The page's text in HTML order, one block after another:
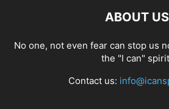
ABOUT US
No one, not even fear can stop us
the "I can"
Contact us: